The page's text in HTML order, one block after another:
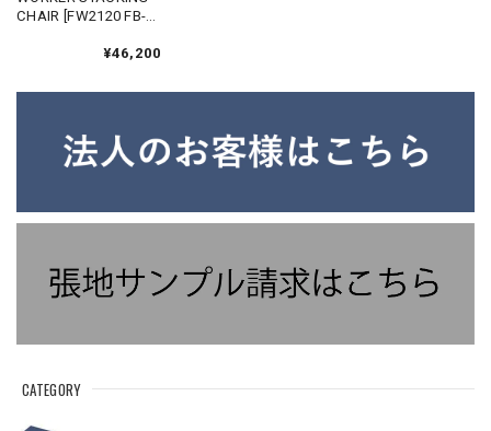
CATEGORY
CHAIR [FW2120 FB-A]
ンパクト設計 スタッ
ンチェア 鉄家具 国産
¥46,200